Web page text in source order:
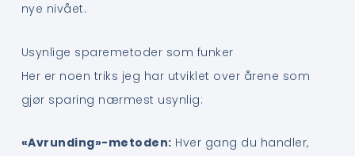
nye nivået.
Usynlige sparemetoder som funker
Her er noen triks jeg har utviklet over årene som
gjør sparing nærmest usynlig:
«Avrunding»-metoden: Hver gang du handler,